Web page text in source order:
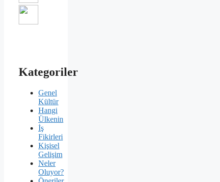
Kategoriler
Genel
Kültür
Hangi
Ülkenin
İş
Fikirleri
Kişisel
Gelişim
Neler
Oluyor?